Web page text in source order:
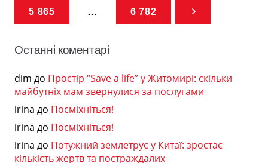
5 865 … 6 782
Останні коментарі
dim до Простір “Save a life” у Житомирі: скільки
майбутніх мам звернулися за послугами
irina до Посміхніться!
irina до Посміхніться!
irina до Потужний землетрус у Китаї: зростає
кількість жертв та постраждалих